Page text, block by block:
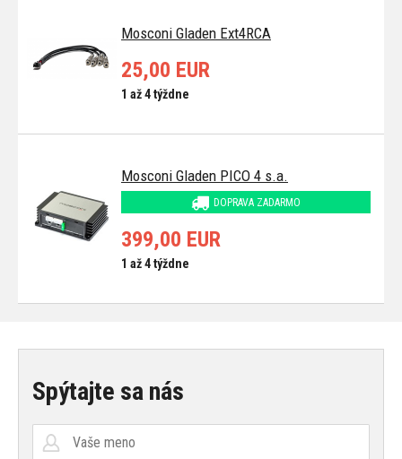
Mosconi Gladen Ext4RCA
25,00 EUR
1 až 4 týždne
Mosconi Gladen PICO 4 s.a.
DOPRAVA ZADARMO
399,00 EUR
1 až 4 týždne
Spýtajte sa nás